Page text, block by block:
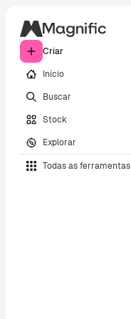
Criar
Início
Buscar
Stock
Explorar
Todas as ferramentas